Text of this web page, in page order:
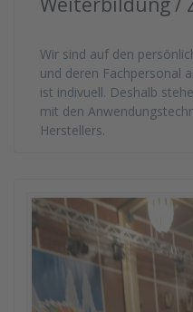
Wir sind auf den
und deren Fachpersonal
ist indivuell. Deshalb
mit den
Herstellers.